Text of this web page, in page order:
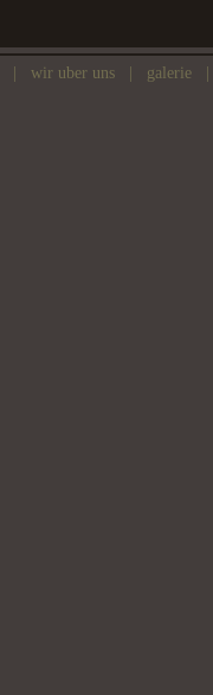
wir uber uns galerie